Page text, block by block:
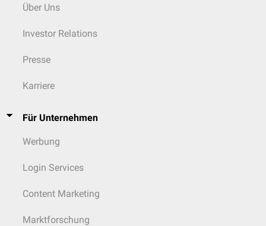
Über Uns
Investor Relations
Presse
Karriere
Für Unternehmen
Werbung
Login Services
Content Marketing
Marktforschung